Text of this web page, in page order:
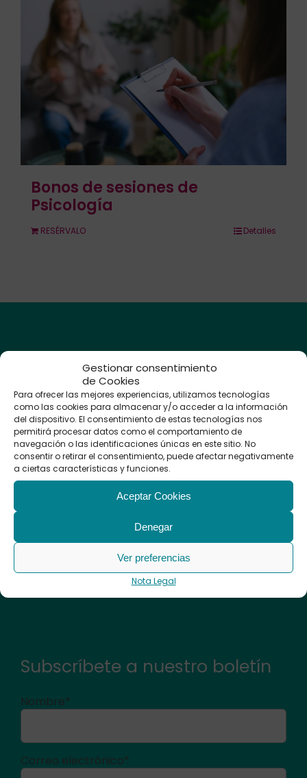
Gestionar consentimiento
de Cookies
Para ofrecer las mejores experiencias, utilizamos tecnologías
como las cookies para almacenar y/o acceder a la información
del dispositivo. El consentimiento de estas tecnologías nos
permitirá procesar datos como el comportamiento de
navegación o las identificaciones únicas en este sitio. No
consentir o retirar el consentimiento, puede afectar negativamente
a ciertas características y funciones.
Aceptar Cookies
Denegar
Ver preferencias
Nota Legal
Contacto
Llámanos 912 129 122
Bonos de sesiones de
Psicología
RESÉRVALO Detalles
Pozuelo de
Alarcón– Madrid
Llámanos: (+34)912
Clínica
Audiológica
Avanzada
Audífonos
Tapones a
medida
Protectores
Auditivos
Logopedia
Mantenimiento y
limpieza de
Subscríbete a nuestro boletín
Nombre*
Correo electrónico*